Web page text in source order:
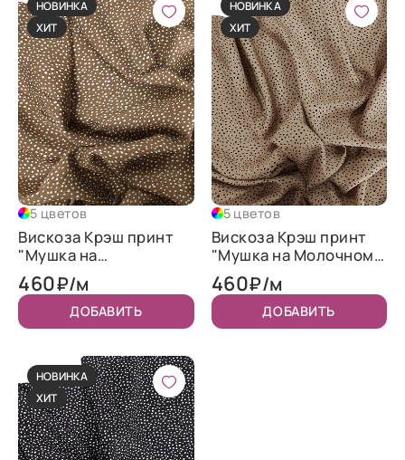
НОВИНКА
ХИТ
5 цветов
Вискоза Крэш принт
"Мушка на
Коричневом"
460₽/м
ДОБАВИТЬ
НОВИНКА
ХИТ
5 цветов
Вискоза Крэш принт
"Мушка на Молочном
шоколаде"
460₽/м
ДОБАВИТЬ
НОВИНКА
ХИТ